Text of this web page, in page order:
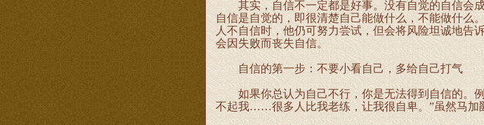
其实，自信不一定都是好事。没有自觉的自信会成
自信是自觉的，即很清楚自己能做什么，不能做什么
人不自信时，他仍可努力尝试，但会将风险坦诚地告
会因失败而丧失自信。
自信的第一步：不要小看自己，多给自己打气
如果你总认为自己不行，你是无法得到自信的。例
不起我……很多人比我老练，让我很自卑。”虽然马加